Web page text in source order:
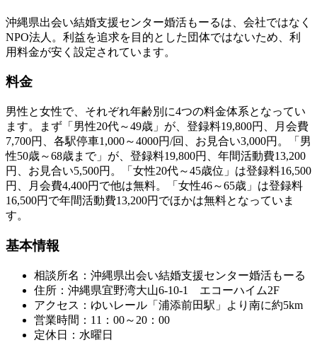
沖縄県出会い結婚支援センター婚活もーるは、会社ではなく
NPO法人。利益を追求を目的とした団体ではないため、利
用料金が安く設定されています。
料金
男性と女性で、それぞれ年齢別に4つの料金体系となってい
ます。まず「男性20代～49歳」が、登録料19,800円、月会費
7,700円、各駅停車1,000～4000円/回、お見合い3,000円。「男
性50歳～68歳まで」が、登録料19,800円、年間活動費13,200
円、お見合い5,500円。「女性20代～45歳位」は登録料16,500
円、月会費4,400円で他は無料。「女性46～65歳」は登録料
16,500円で年間活動費13,200円でほかは無料となっていま
す。
基本情報
相談所名：沖縄県出会い結婚支援センター婚活もーる
住所：沖縄県宜野湾大山6-10-1 エコーハイム2F
アクセス：ゆいレール「浦添前田駅」より南に約5km
営業時間：11：00～20：00
定休日：水曜日